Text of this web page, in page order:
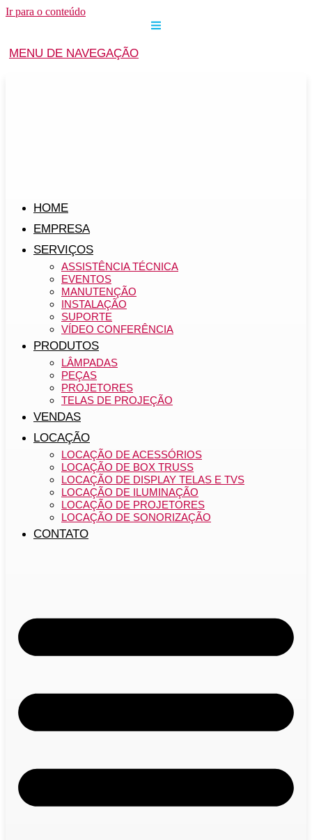
Ir para o conteúdo
MENU DE NAVEGAÇÃO
HOME
EMPRESA
SERVIÇOS
ASSISTÊNCIA TÉCNICA
EVENTOS
MANUTENÇÃO
INSTALAÇÃO
SUPORTE
VÍDEO CONFERÊNCIA
PRODUTOS
LÂMPADAS
PEÇAS
PROJETORES
TELAS DE PROJEÇÃO
VENDAS
LOCAÇÃO
LOCAÇÃO DE ACESSÓRIOS
LOCAÇÃO DE BOX TRUSS
LOCAÇÃO DE DISPLAY TELAS E TVS
LOCAÇÃO DE ILUMINAÇÃO
LOCAÇÃO DE PROJETORES
LOCAÇÃO DE SONORIZAÇÃO
CONTATO